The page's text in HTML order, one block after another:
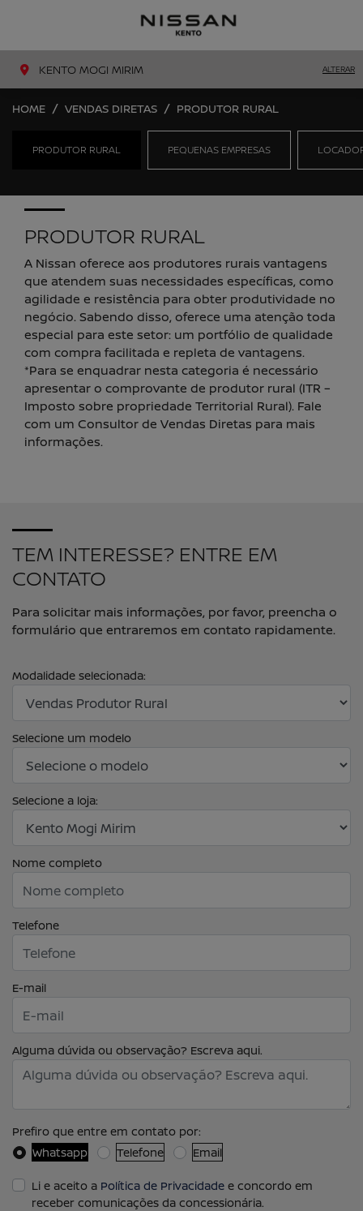
KENTO MOGI MIRIM ALTERAR
HOME VENDAS DIRETAS PRODUTOR RURAL
PEQUENAS EMPRESAS
PRODUTOR RURAL
PRODUTOR RURAL
A Nissan oferece aos produtores rurais vantagens
que atendem suas necessidades específicas, como
agilidade e resistência para obter produtividade no
negócio. Sabendo disso, oferece uma atenção toda
especial para este setor: um portfólio de qualidade
com compra facilitada e repleta de vantagens.
*Para se enquadrar nesta categoria é necessário
apresentar o comprovante de produtor rural (ITR –
Imposto sobre propriedade Territorial Rural). Fale
com um Consultor de Vendas Diretas para mais
informações.
TEM INTERESSE? ENTRE EM
CONTATO
Para solicitar mais informações, por favor, preencha o
formulário que entraremos em contato rapidamente.
Modalidade selecionada:
Selecione um modelo
Selecione a loja:
Nome completo
Telefone
E-mail
Alguma dúvida ou observação? Escreva aqui.
Prefiro que entre em contato por:
Whatsapp
Telefone Email
Li e aceito a Política de Privacidade e concordo em
receber comunicações da concessionária.